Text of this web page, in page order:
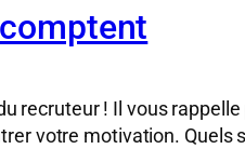
recruteur ! Il vous
votre motivation. Quels